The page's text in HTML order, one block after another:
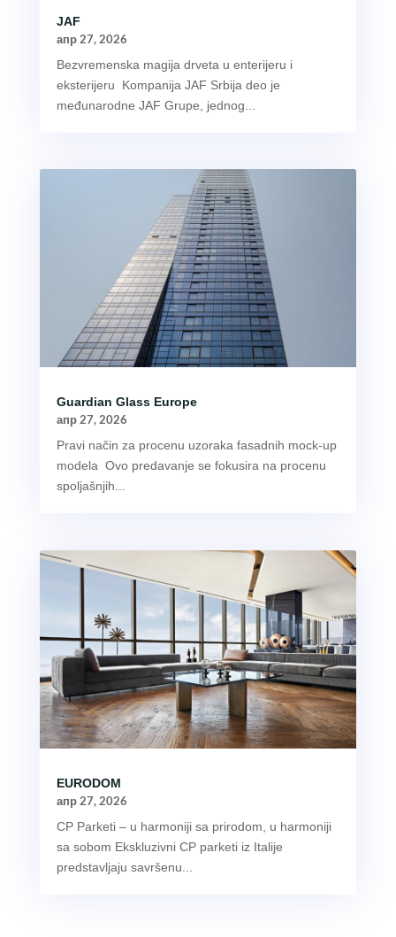
JAF
апр 27, 2026
Bezvremenska magija drveta u enterijeru i
eksterijeru Kompanija JAF Srbija deo je
međunarodne JAF Grupe, jednog...
Guardian Glass Europe
апр 27, 2026
Pravi način za procenu uzoraka fasadnih mock-up
modela Ovo predavanje se fokusira na procenu
spoljašnjih...
EURODOM
апр 27, 2026
CP Parketi – u harmoniji sa prirodom, u harmoniji
sa sobom Ekskluzivni CP parketi iz Italije
predstavljaju savršenu...